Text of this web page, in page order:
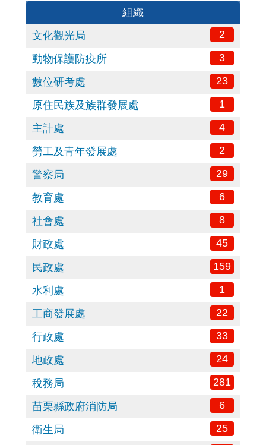
組織
文化觀光局
2
動物保護防疫所 3
數位研考處 23
原住民族及族群發展處 1
主計處 4
勞工及青年發展處 2
警察局 29
教育處 6
社會處 8
財政處 45
民政處 159
水利處 1
工商發展處 22
行政處 33
地政處 24
稅務局 281
苗栗縣政府消防局 6
衛生局 25